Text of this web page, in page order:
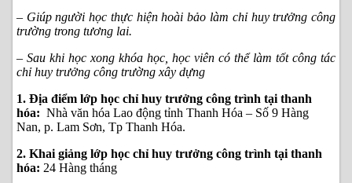
– Giúp người học thực hiện hoài bảo làm chỉ huy trưởng công
trường trong tương lai.
– Sau khi học xong khóa học, học viên có thể làm tốt công tác
chỉ huy trưởng công trường xây dựng
1. Địa điểm lớp học chỉ huy trưởng công trình tại thanh
hóa: Nhà văn hóa Lao động tỉnh Thanh Hóa – Số 9 Hàng
Nan, p. Lam Sơn, Tp Thanh Hóa.
2. Khai giảng lớp học chỉ huy trưởng công trình tại thanh
hóa: 24 Hàng tháng